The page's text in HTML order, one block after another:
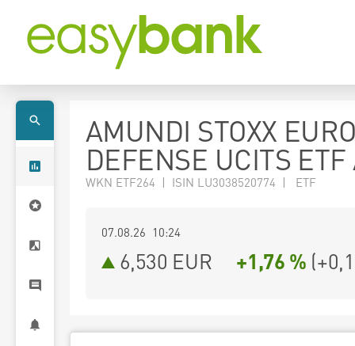
AMUNDI STOXX
DEFENSE UCITS ETF
WKN ETF264 | ISIN LU3038520774 | ETF
07.08.26 10:24
6,530 EUR +1,76 % (